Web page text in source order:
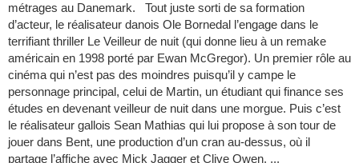
métrages au Danemark. Tout juste sorti de sa formation
d’acteur, le réalisateur danois Ole Bornedal l’engage dans le
terrifiant thriller Le Veilleur de nuit (qui donne lieu à un remake
américain en 1998 porté par Ewan McGregor). Un premier rôle au
cinéma qui n’est pas des moindres puisqu’il y campe le
personnage principal, celui de Martin, un étudiant qui finance ses
études en devenant veilleur de nuit dans une morgue. Puis c’est
le réalisateur gallois Sean Mathias qui lui propose à son tour de
jouer dans Bent, une production d’un cran au-dessus, où il
partage l’affiche avec Mick Jagger et Clive Owen. ...